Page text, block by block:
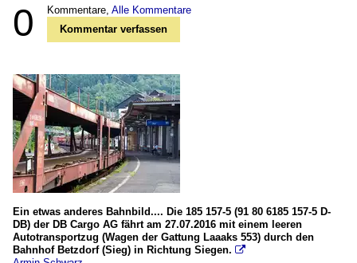
0 Kommentare, Alle Kommentare
Kommentar verfassen
Ein etwas anderes Bahnbild.... Die 185 157-5 (91 80 6185 157-5 D-
DB) der DB Cargo AG fährt am 27.07.2016 mit einem leeren
Autotransportzug (Wagen der Gattung Laaaks 553) durch den
Bahnhof Betzdorf (Sieg) in Richtung Siegen. 